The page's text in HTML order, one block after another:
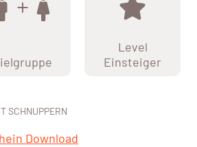
Level
Einsteiger
SCHNUPPERN
Download